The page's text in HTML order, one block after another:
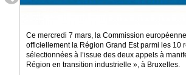
Ce mercredi 7 mars, la Commission
officiellement la Région Grand Est parmi les 10
sélectionnées à l’issue des deux appels à
Région en transition industrielle », à Bruxelles.